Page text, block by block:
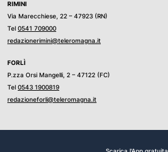
RIMINI
Via Marecchiese, 22 – 47923 (RN)
Tel 0541 709000
redazionerimini@teleromagna.it
FORLÌ
P.zza Orsi Mangelli, 2 – 47122 (FC)
Tel 0543 1900819
redazioneforli@teleromagna.it